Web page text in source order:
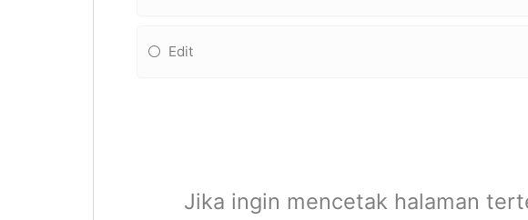
Edit
Jika ingin mencetak halaman